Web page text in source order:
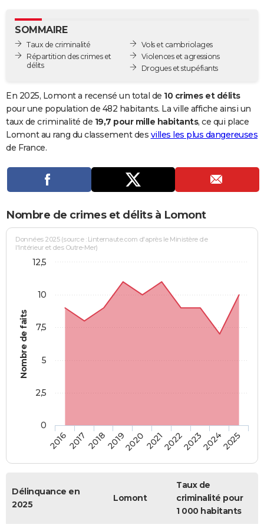
GUIDES D'ACHAT
BONS PLANS
Carte de Noël
Carte Bonne année
Carte Saint-Valentin
Carte Pâques
Carte d'anniversaire
DICTIONNAIRE
Dictionnaire
Biographies
Citations
Expressions
Proverbes
PROGRAMME TV
Se connecter
Entreprises
Service militaire
Avis de recherche
AVIS DE DÉCÈS
Bricolage
Lifestyle
Culture
Sport
Auto
Television
Voyage
Cinema
SOMMAIRE
Taux de criminalité
Répartition des crimes et
délits
Vols et cambriolages
Violences et agressions
Drogues et stupéfiants
En 2025, Lomont a recensé un total de 10 crimes et délits
pour une population de 482 habitants. La ville affiche ainsi un
taux de criminalité de 19,7 pour mille habitants, ce qui place
Lomont au rang du classement des villes les plus dangereuses
de France.
Nombre de crimes et délits à Lomont
Nombre de faits
Données 2025 (source : Linternaute.com d'après le Ministère de
l'Intérieur et des Outre-Mer)
2016201720182019202020212022202320242025
0
2,5
5
7,5
10
12,5
Délinquance en
2025
Lomont
Taux de
criminalité pour
1 000 habitants